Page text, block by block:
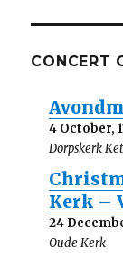
i
a
CONCERT
4 October,
Dorpskerk
Kerk –
24
Oude Kerk